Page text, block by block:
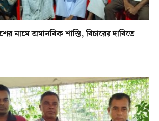
নামে অমানবিক শাস্তি, বিচারের দাবিতে